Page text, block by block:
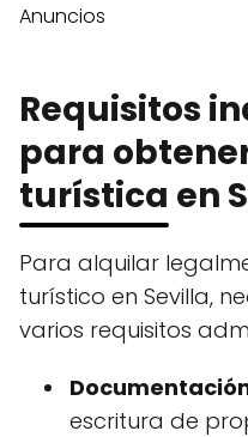
Anuncios
Requisitos
para
turística en
Para alquilar
turístico en Sevilla,
varios requisitos
escritura de